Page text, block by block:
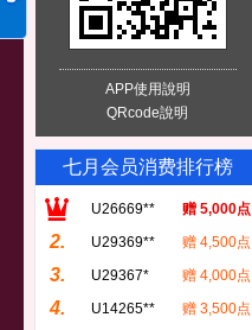
APP使用說明
QRcode說明
七月会员消费排行榜
U26669** 赠 5,000点
2. U29369** 赠 4,500点
3. U29367* 赠 4,000点
4. U14265** 赠 3,500点